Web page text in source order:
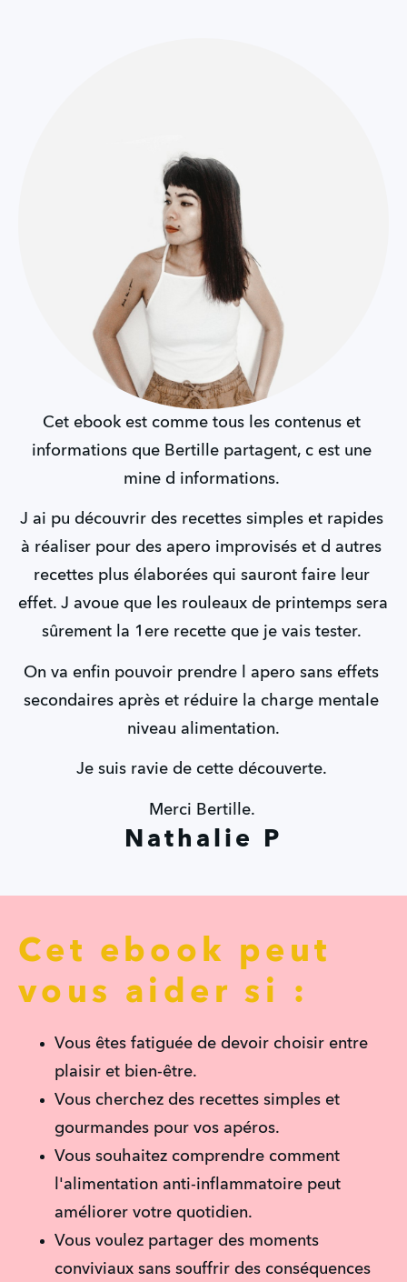
Nathalie P
Cet ebook est comme tous les contenus et
informations que Bertille partagent, c est une
mine d informations.
J ai pu découvrir des recettes simples et rapides
à réaliser pour des apero improvisés et d autres
recettes plus élaborées qui sauront faire leur
effet. J avoue que les rouleaux de printemps sera
sûrement la 1ere recette que je vais tester.
On va enfin pouvoir prendre l apero sans effets
secondaires après et réduire la charge mentale
niveau alimentation.
Je suis ravie de cette découverte.
Merci Bertille.
Cet ebook peut
vous aider si :
Vous êtes fatiguée de devoir choisir entre
plaisir et bien-être.
Vous cherchez des recettes simples et
gourmandes pour vos apéros.
Vous souhaitez comprendre comment
l'alimentation anti-inflammatoire peut
améliorer votre quotidien.
Vous voulez partager des moments
conviviaux sans souffrir des conséquences